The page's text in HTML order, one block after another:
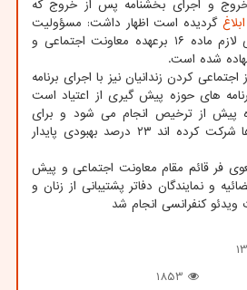
و اجرای بخشنامه پس از خروج که
ابلاغ گردیده است اظهار داشت: مسؤولیت
عملیاتی شدن و هماهنگی لازم ماده ۱۶ برعهده معاونت اجتماعی و
شده است.
کردن زندانیان نیز با اجرای برنامه
های حوزه پیش گیری از اعتیاد است
دوره های ۲۱ روزه پیش از ترخیص انجام می شود و برای
کسانی که در این دوره ها شرکت کرده اند ۲۳ درصد بهبودی پایدار
فر قائم مقام معاونت اجتماعی و پیش
و نمایندگان دفاتر پشتیبانی از زنان و
1853